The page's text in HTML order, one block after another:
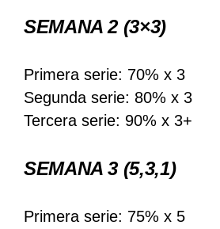
SEMANA 2 (3×3)
Primera serie: 70% x 3
Segunda serie: 80% x 3
Tercera serie: 90% x 3+
SEMANA 3 (5,3,1)
Primera serie: 75% x 5